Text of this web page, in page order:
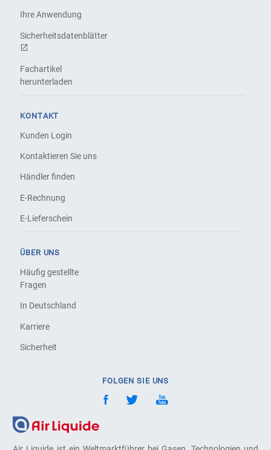
Ihre Anwendung
Sicherheitsdatenblätter
Fachartikel
herunterladen
KONTAKT
Kunden Login
Kontaktieren Sie uns
Händler finden
E-Rechnung
E-Lieferschein
ÜBER UNS
Häufig gestellte
Fragen
In Deutschland
Karriere
Sicherheit
FOLGEN SIE UNS